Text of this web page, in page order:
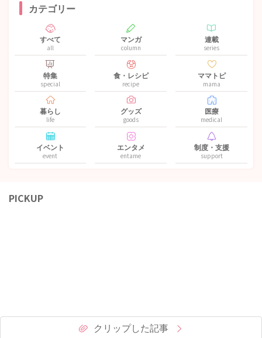
カテゴリー
すべて
all
マンガ
column
連載
series
特集
special
食・レシピ
recipe
ママトピ
mama
暮らし
life
グッズ
goods
医療
medical
イベント
event
エンタメ
entame
制度・支援
support
PICKUP
クリップした記事